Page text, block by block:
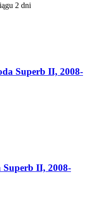
2 dni
Superb II, 2008-
II, 2008-